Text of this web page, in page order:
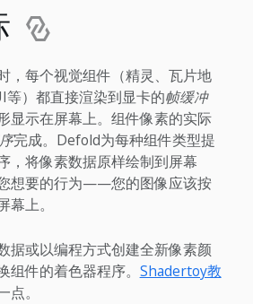
，每个视觉组件（精灵、瓦片地
等）都直接渲染到显卡的帧缓冲
显示在屏幕上。组件像素的实际
完成。Defold为每种组件类型提
，将像素数据原样绘制到屏幕
想要的行为——您的图像应该按
上。
据或以编程方式创建全新像素颜
件的着色器程序。 Shadertoy教
。